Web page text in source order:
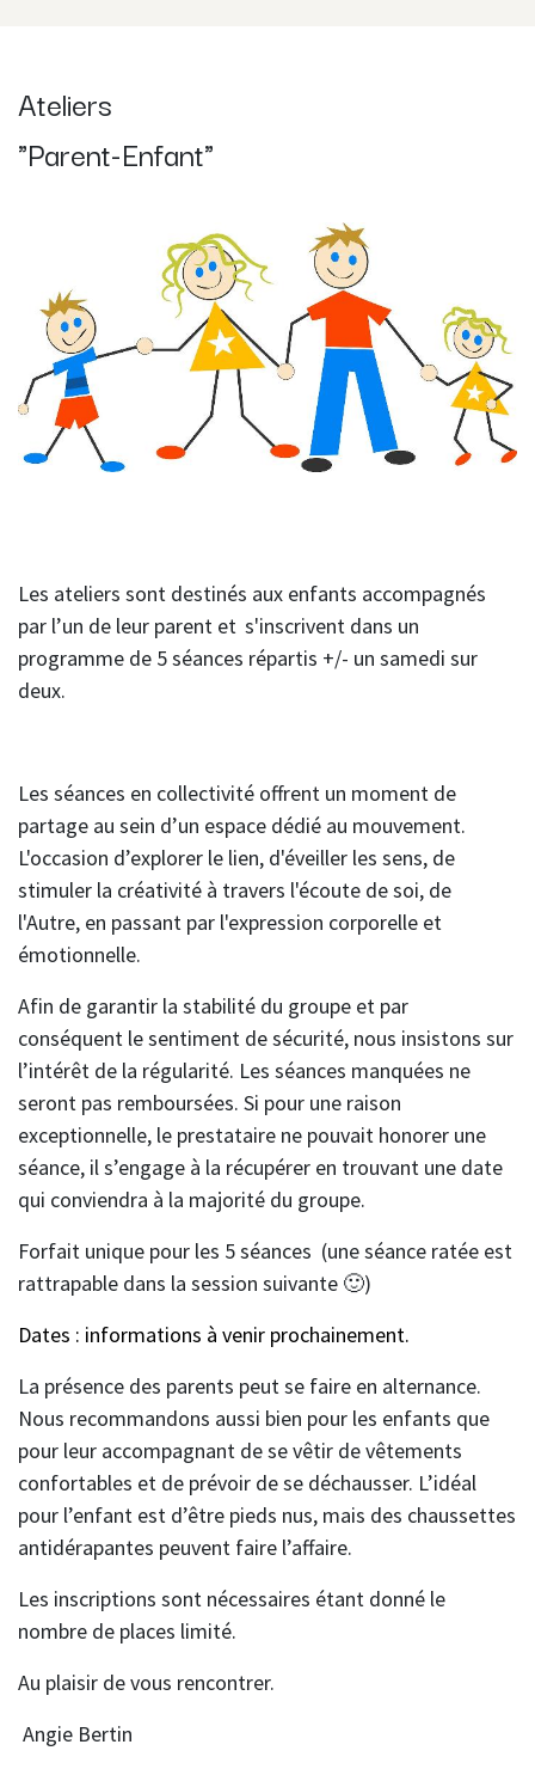
Ateliers
"Parent-Enfant"
Les ateliers sont destinés aux enfants accompagnés
par l’un de leur parent et s'inscrivent dans un
programme de 5 séances répartis +/- un samedi sur
deux.
Les séances en collectivité offrent un moment de
partage au sein d’un espace dédié au mouvement.
L'occasion d’explorer le lien, d'éveiller les sens, de
stimuler la créativité à travers l'écoute de soi, de
l'Autre, en passant par l'expression corporelle et
émotionnelle.
Afin de garantir la stabilité du groupe et par
conséquent le sentiment de sécurité, nous insistons sur
l’intérêt de la régularité. Les séances manquées ne
seront pas remboursées. Si pour une raison
exceptionnelle, le prestataire ne pouvait honorer une
séance, il s’engage à la récupérer en trouvant une date
qui conviendra à la majorité du groupe.
Forfait unique pour les 5 séances (une séance ratée est
rattrapable dans la session suivante 🙂)
Dates : informations à venir prochainement.
La présence des parents peut se faire en alternance.
Nous recommandons aussi bien pour les enfants que
pour leur accompagnant de se vêtir de vêtements
confortables et de prévoir de se déchausser. L’idéal
pour l’enfant est d’être pieds nus, mais des chaussettes
antidérapantes peuvent faire l’affaire.
Les inscriptions sont nécessaires étant donné le
nombre de places limité.
Au plaisir de vous rencontrer.
Angie Bertin